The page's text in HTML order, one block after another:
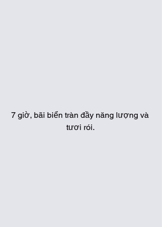
7 giờ, bãi biển tràn đầy năng lượng và
tươi rói.